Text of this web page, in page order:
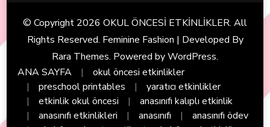
© Copyright 2026 OKUL ÖNCESİ ETKİNLİKLER. All
Rights Reserved. Feminine Fashion | Developed By
Rara Themes. Powered byWordPress.
ANA SAYFA
okul öncesi etkinlikler
preschool printables
yaratıcı etkinlikler
etkinlik okul öncesi
anasınıfı kalıplı etkinlik
anasınıfı etkinlikleri
anasınıfı
anasınıfı ödev